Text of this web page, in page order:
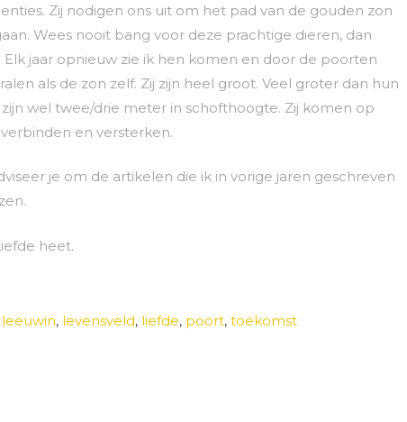
Zij nodigen ons uit om het pad van de gouden zon
Wees nooit bang voor deze prachtige dieren, dan
Elk jaar opnieuw zie ik hen komen en door de poorten
als de zon zelf. Zij zijn heel groot. Veel groter dan hun
wel twee/drie meter in schofthoogte. Zij komen op
en versterken.
je om de artikelen die ik in vorige jaren geschreven
heet.
leeuwin, levensveld, liefde, poort, toekomst